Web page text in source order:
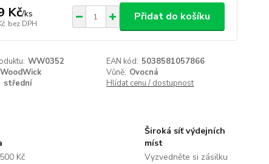
Kč/ks
bez DPH
Přidat do košíku
WW0352 EAN kód: 5038581057866
WoodWick Vůně: Ovocná
střední Hlídat cenu / dostupnost
Kč
Široká síť výdejních
míst
Vyzvedněte si zásilku